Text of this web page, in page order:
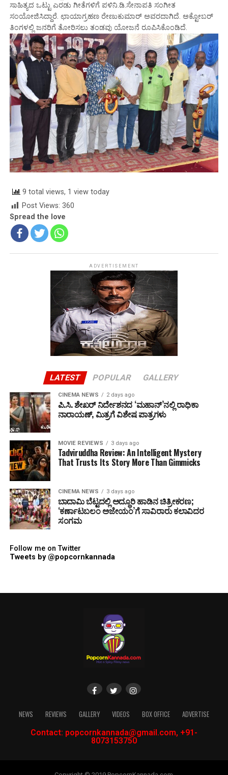
ಸಾಹಿತ್ಯದ ಒಟ್ಟು ಎರಡು ಗೀತೆಗಳಿಗೆ ಪಳಿನಿ.ಡಿ.ಸೇನಾಪತಿ ಸಂಗೀತ
ಸಂಯೋಜಿಸಿದ್ದಾರೆ. ಛಾಯಾಗ್ರಹಣ ರೇಣುಕುಮಾರ್ ಅವರದಾಗಿದೆ. ಅಕ್ಟೋಬರ್
ತಿಂಗಳಲ್ಲಿ ಜನರಿಗೆ ತೋರಿಸಲು ತಂಡವು ಯೋಜನೆ ರೂಪಿಸಿಕೊಂಡಿದೆ.
9 total views, 1 view today
Post Views: 360
Spread the love
ADVERTISEMENT
LATEST POPULAR GALLERY
CINEMA NEWS 2 days ago
ಪಿ.ಸಿ. ಶೇಖರ್ ನಿರ್ದೇಶನದ ‘ಮಹಾನ್’ನಲ್ಲಿ ರಾಧಿಕಾ
ನಾರಾಯಣ್, ಮಿತ್ರಗೆ ವಿಶೇಷ ಪಾತ್ರಗಳು
MOVIE REVIEWS 3 days ago
Tadviruddha Review: An Intelligent Mystery
That Trusts Its Story More Than Gimmicks
CINEMA NEWS 3 days ago
ಬಾದಾಮಿ ಬೆಟ್ಟದಲ್ಲಿ ಅದ್ಧೂರಿ ಹಾಡಿನ ಚಿತ್ರೀಕರಣ;
‘ಕರ್ಣಾಟಬಲಂ ಅಜೇಯಂ’ಗೆ ಸಾವಿರಾರು ಕಲಾವಿದರ
ಸಂಗಮ
Follow me on Twitter
Tweets by @popcornkannada
NEWS REVIEWS GALLERY VIDEOS BOX OFFICE
ADVERTISE
Contact: popcornkannada@gmail.com, +91-
8073153750